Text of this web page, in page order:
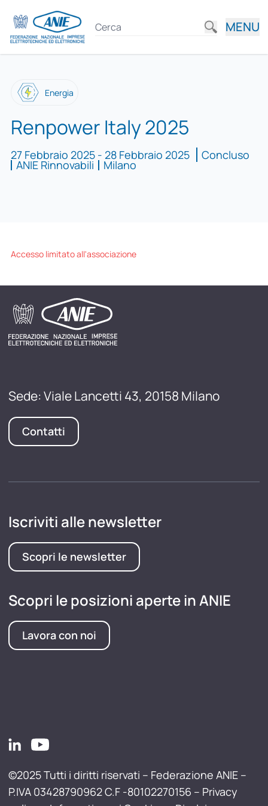
MENU
Energia
Renpower Italy 2025
27 Febbraio 2025 - 28 Febbraio 2025 Concluso
ANIE Rinnovabili Milano
Accesso limitato all'associazione
Sede: Viale Lancetti 43, 20158 Milano
Contatti
Iscriviti alle newsletter
Scopri le newsletter
Scopri le posizioni aperte in ANIE
Lavora con noi
©2025 Tutti i diritti riservati – Federazione ANIE –
P.IVA 03428790962 C.F -80102270156 – Privacy